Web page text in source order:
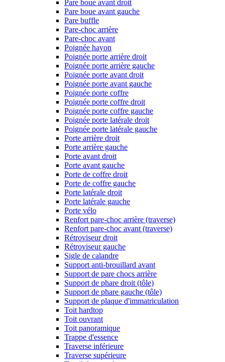
Pare boue avant droit
Pare boue avant gauche
Pare buffle
Pare-choc arrière
Pare-choc avant
Poignée hayon
Poignée porte arrière droit
Poignée porte arrière gauche
Poignée porte avant droit
Poignée porte avant gauche
Poignée porte coffre
Poignée porte coffre droit
Poignée porte coffre gauche
Poignée porte latérale droit
Poignée porte latérale gauche
Porte arrière droit
Porte arrière gauche
Porte avant droit
Porte avant gauche
Porte de coffre droit
Porte de coffre gauche
Porte latérale droit
Porte latérale gauche
Porte vélo
Renfort pare-choc arrière (traverse)
Renfort pare-choc avant (traverse)
Rétroviseur droit
Rétroviseur gauche
Sigle de calandre
Support anti-brouillard avant
Support de pare chocs arrière
Support de phare droit (tôle)
Support de phare gauche (tôle)
Support de plaque d'immatriculation
Toit hardtop
Toit ouvrant
Toit panoramique
Trappe d'essence
Traverse inférieure
Traverse supérieure